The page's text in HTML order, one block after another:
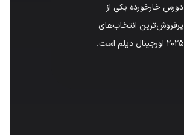
دورس خارخورده یکی از
پرفروش‌ترین انتخاب‌های
۲۰۲۵ اورجینال دیلم است.